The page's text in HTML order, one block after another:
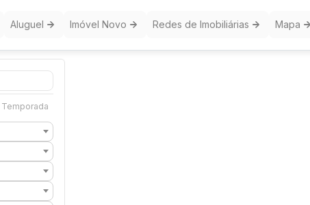
Aluguel Imóvel Novo Redes de Imobiliárias Mapa
Temporada